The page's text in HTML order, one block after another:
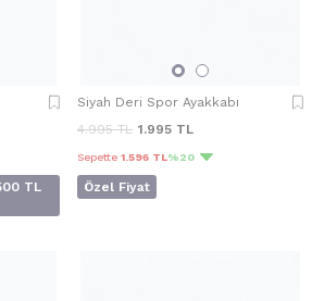
TL
Siyah Deri Spor Ayakkabı
4.995TL 1.995 TL
Sepette 1.596 TL%20
Özel Fiyat